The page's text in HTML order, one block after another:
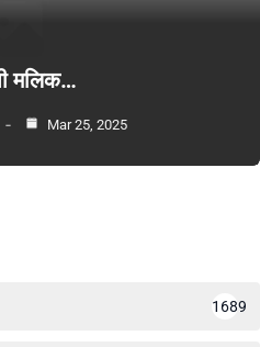
मलिक…
Mar 25, 2025
1689